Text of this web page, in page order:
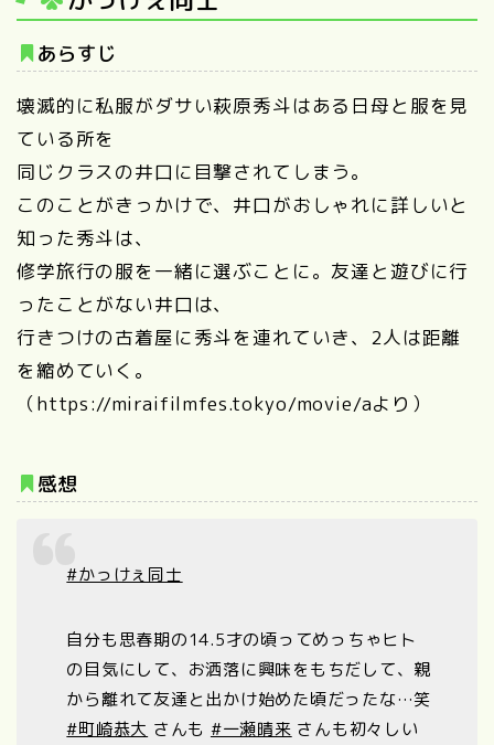
あらすじ
壊滅的に私服がダサい萩原秀斗はある日母と服を見
ている所を
同じクラスの井口に目撃されてしまう。
このことがきっかけで、井口がおしゃれに詳しいと
知った秀斗は、
修学旅行の服を一緒に選ぶことに。友達と遊びに行
ったことがない井口は、
行きつけの古着屋に秀斗を連れていき、2人は距離
を縮めていく。
（https://miraifilmfes.tokyo/movie/aより）
感想
#かっけぇ同士
自分も思春期の14.5才の頃ってめっちゃヒト
の目気にして、お洒落に興味をもちだして、親
から離れて友達と出かけ始めた頃だったな…笑
#町崎恭大 さんも #一瀬晴来 さんも初々しい